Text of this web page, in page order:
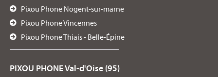
Pixou Phone Nogent-sur-marne
Pixou Phone Vincennes
Pixou Phone Thiais - Belle-Épine
PIXOU PHONE Val-d'Oise (95)